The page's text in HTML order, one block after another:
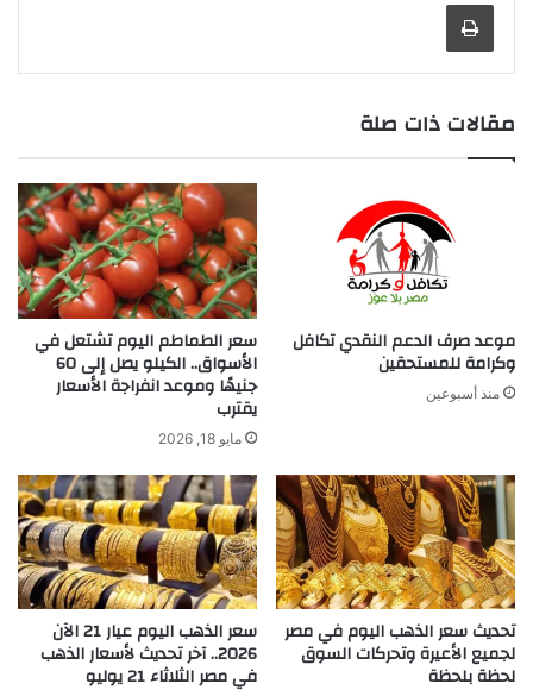
طباعة
مقالات ذات صلة
موعد صرف الدعم النقدي تكافل
وكرامة للمستحقين
منذ أسبوعين
سعر الطماطم اليوم تشتعل في
الأسواق.. الكيلو يصل إلى 60
جنيهًا وموعد انفراجة الأسعار
يقترب
مايو 18, 2026
تحديث سعر الذهب اليوم في مصر
لجميع الأعيرة وتحركات السوق
لحظة بلحظة
سعر الذهب اليوم عيار 21 الآن
2026.. آخر تحديث لأسعار الذهب
في مصر الثلاثاء 21 يوليو